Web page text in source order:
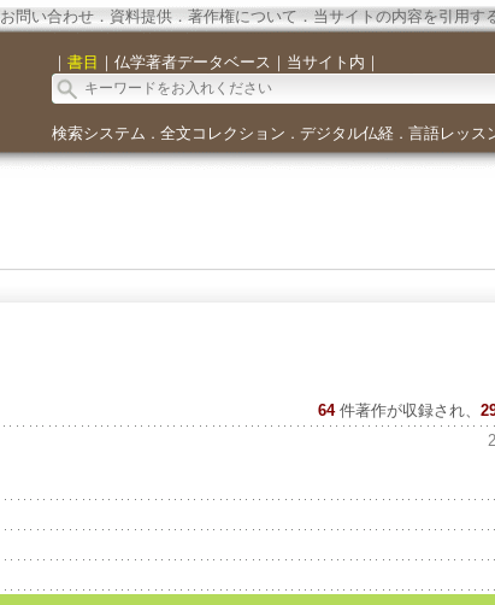
お問い合わせ． 資料提供．著作権について．当サイトの内容を引用す
｜ 書目 ｜ 仏学著者データベース ｜ 当サイト内 ｜
検索システム ． 全文コレクション ． デジタル仏経． 言語レッス
64 件著作が収録され、